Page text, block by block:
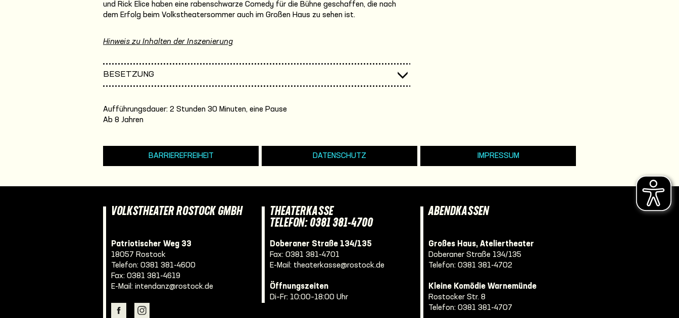
und Rick Elice haben eine rabenschwarze Comedy für die Bühne geschaffen, die nach
dem Erfolg beim Volkstheatersommer auch im Großen Haus zu sehen ist.
Hinweis zu Inhalten der Inszenierung
BESETZUNG
Aufführungsdauer: 2 Stunden 30 Minuten, eine Pause
Ab 8 Jahren
BARRIEREFREIHEIT DATENSCHUTZ IMPRESSUM
VOLKSTHEATER ROSTOCK GMBH
Patriotischer Weg 33
18057 Rostock
Telefon: 0381 381-4600
Fax: 0381 381-4619
E-Mail: intendanz@rostock.de
THEATERKASSE
TELEFON: 0381 381-4700
Doberaner Straße 134/135
Fax: 0381 381-4701
E-Mail: theaterkasse@rostock.de
Öffnungszeiten
Di–Fr: 10:00–18:00 Uhr
ABENDKASSEN
Großes Haus, Ateliertheater
Doberaner Straße 134/135
Telefon: 0381 381-4702
Kleine Komödie Warnemünde
Rostocker Str. 8
Telefon: 0381 381-4707